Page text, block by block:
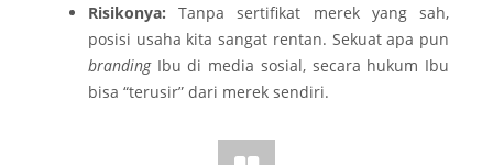
Risikonya: Tanpa sertifikat merek yang sah,
posisi usaha kita sangat rentan. Sekuat apa pun
brandingIbu di media sosial, secara hukum Ibu
bisa “terusir” dari merek sendiri.